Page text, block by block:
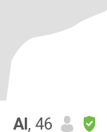
Al, 46